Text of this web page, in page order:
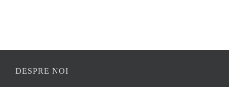
DESPRE NOI